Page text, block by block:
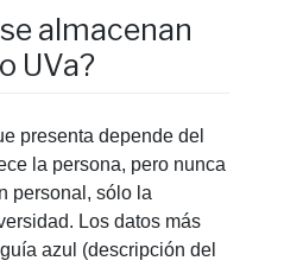
almacenan
UVa?
presenta depende del
la persona, pero nunca
personal, sólo la
Los datos más
azul (descripción del